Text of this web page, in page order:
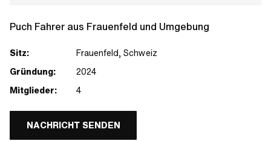
Puch Fahrer aus Frauenfeld und Umgebung
Sitz:
Frauenfeld, Schweiz
Gründung:
2024
Mitglieder:
4
NACHRICHT SENDEN